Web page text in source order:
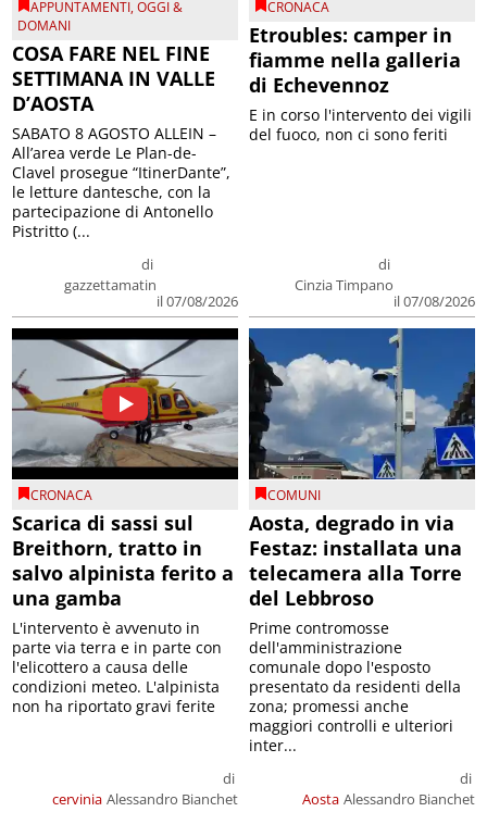
APPUNTAMENTI,OGGI &
DOMANI
COSA FARE NEL FINE
SETTIMANA IN VALLE
D’AOSTA
di
gazzettamatin
il 07/08/2026
SABATO 8 AGOSTO ALLEIN –
All’area verde Le Plan-de-
Clavel prosegue “ItinerDante”,
le letture dantesche, con la
partecipazione di Antonello
Pistritto (...
CRONACA
Etroubles: camper in
fiamme nella galleria
di Echevennoz
di
Cinzia Timpano
il 07/08/2026
E in corso l'intervento dei vigili
del fuoco, non ci sono feriti
CRONACA
Scarica di sassi sul
Breithorn, tratto in
salvo alpinista ferito a
una gamba
cervinia
di
Alessandro Bianchet
L'intervento è avvenuto in
parte via terra e in parte con
l'elicottero a causa delle
condizioni meteo. L'alpinista
non ha riportato gravi ferite
COMUNI
Aosta, degrado in via
Festaz: installata una
telecamera alla Torre
del Lebbroso
Aosta
di
Alessandro Bianchet
Prime contromosse
dell'amministrazione
comunale dopo l'esposto
presentato da residenti della
zona; promessi anche
maggiori controlli e ulteriori
inter...